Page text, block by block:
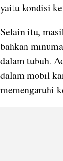
yaitu kondisi
Selain itu,
bahkan
dalam tubuh.
dalam mobil
memengaruhi